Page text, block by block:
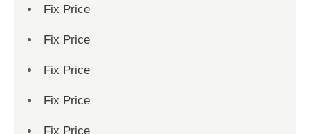
Fix Price
Fix Price
Fix Price
Fix Price
Fix Price